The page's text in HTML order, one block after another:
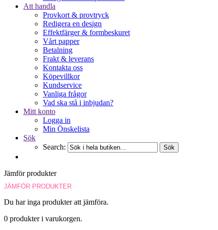
Att handla
Provkort & provtryck
Redigera en design
Effektfärger & formbeskuret
Vårt papper
Betalning
Frakt & leverans
Kontakta oss
Köpevillkor
Kundservice
Vanliga frågor
Vad ska stå i inbjudan?
Mitt konto
Logga in
Min Önskelista
Sök
Search:
Sök
Jämför produkter
JÄMFÖR PRODUKTER
Du har inga produkter att jämföra.
0 produkter i varukorgen.